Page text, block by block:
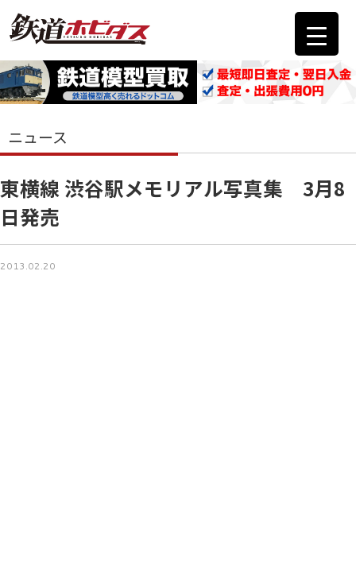
ニュース
東横線 渋谷駅メモリアル写真集 3月8
日発売
2013.02.20